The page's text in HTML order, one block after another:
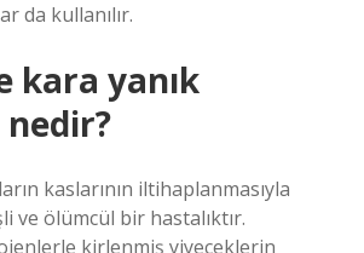
da kullanılır.
kara yanık
nedir?
kaslarının iltihaplanmasıyla
ve ölümcül bir hastalıktır.
kirlenmiş yiyeceklerin